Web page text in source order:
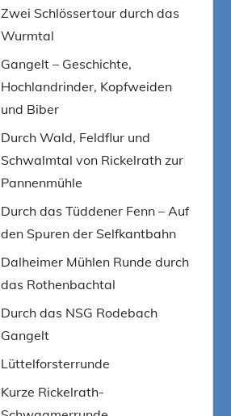
Zwei Schlössertour durch das
Wurmtal
Gangelt – Geschichte,
Hochlandrinder, Kopfweiden
und Biber
Durch Wald, Feldflur und
Schwalmtal von Rickelrath zur
Pannenmühle
Durch das Tüddener Fenn – Auf
den Spuren der Selfkantbahn
Dalheimer Mühlen Runde durch
das Rothenbachtal
Durch das NSG Rodebach
Gangelt
Lüttelforsterrunde
Kurze Rickelrath-